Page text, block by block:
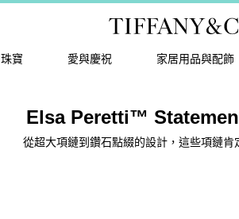
珠寶 愛與慶祝 家居用品與配飾
Elsa Peretti™
從超大項鏈到鑽石點綴的設計，這些項鏈肯